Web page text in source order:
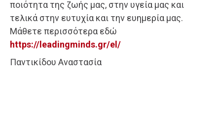
ποιότητα της ζωής μας, στην υγεία μας και
τελικά στην ευτυχία και την ευημερία μας.
Μάθετε περισσότερα εδώ
https://leadingminds.gr/el/
Παντικίδου Αναστασία